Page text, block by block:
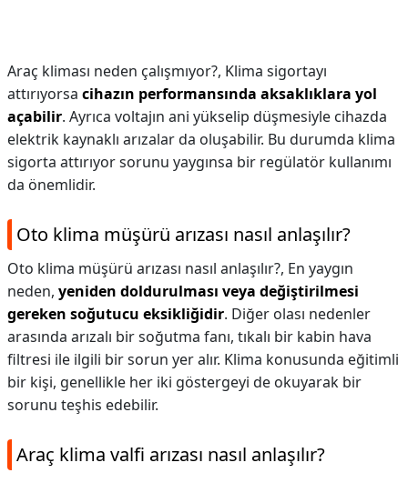
Araç kliması neden çalışmıyor?, Klima sigortayı
attırıyorsa cihazın performansında aksaklıklara yol
açabilir. Ayrıca voltajın ani yükselip düşmesiyle cihazda
elektrik kaynaklı arızalar da oluşabilir. Bu durumda klima
sigorta attırıyor sorunu yaygınsa bir regülatör kullanımı
da önemlidir.
Oto klima müşürü arızası nasıl anlaşılır?
Oto klima müşürü arızası nasıl anlaşılır?, En yaygın
neden, yeniden doldurulması veya değiştirilmesi
gereken soğutucu eksikliğidir. Diğer olası nedenler
arasında arızalı bir soğutma fanı, tıkalı bir kabin hava
filtresi ile ilgili bir sorun yer alır. Klima konusunda eğitimli
bir kişi, genellikle her iki göstergeyi de okuyarak bir
sorunu teşhis edebilir.
Araç klima valfi arızası nasıl anlaşılır?